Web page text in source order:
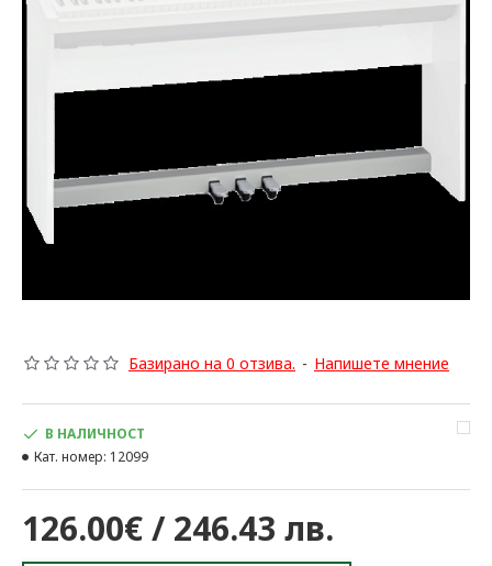
Базирано на 0 отзива. - Напишете мнение
126.00€ / 246.43 лв.
В НАЛИЧНОСТ
Кат. номер: 12099